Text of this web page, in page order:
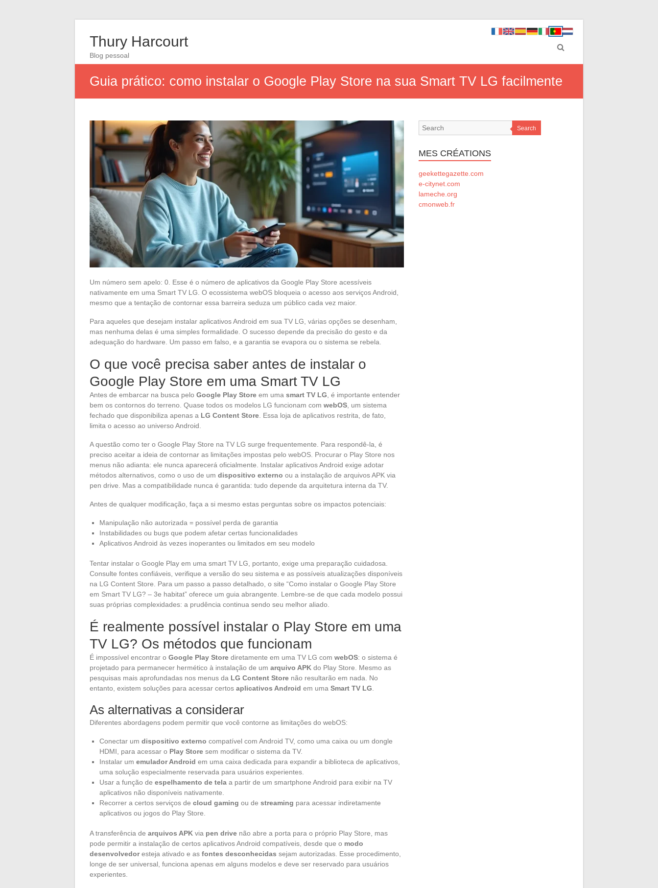
Thury Harcourt
Blog pessoal
Guia prático: como instalar o Google Play Store na sua Smart TV LG facilmente
Um número sem apelo: 0. Esse é o número de aplicativos da Google Play Store acessíveis
nativamente em uma Smart TV LG. O ecossistema webOS bloqueia o acesso aos serviços Android,
mesmo que a tentação de contornar essa barreira seduza um público cada vez maior.
Para aqueles que desejam instalar aplicativos Android em sua TV LG, várias opções se desenham,
mas nenhuma delas é uma simples formalidade. O sucesso depende da precisão do gesto e da
adequação do hardware. Um passo em falso, e a garantia se evapora ou o sistema se rebela.
O que você precisa saber antes de instalar o
Google Play Store em uma Smart TV LG
Antes de embarcar na busca pelo Google Play Store em uma smart TV LG , é importante entender
bem os contornos do terreno. Quase todos os modelos LG funcionam com webOS , um sistema
fechado que disponibiliza apenas a LG Content Store . Essa loja de aplicativos restrita, de fato,
limita o acesso ao universo Android.
A questão como ter o Google Play Store na TV LG surge frequentemente. Para respondê-la, é
preciso aceitar a ideia de contornar as limitações impostas pelo webOS. Procurar o Play Store nos
menus não adianta: ele nunca aparecerá oficialmente. Instalar aplicativos Android exige adotar
métodos alternativos, como o uso de um dispositivo externo ou a instalação de arquivos APK via
pen drive. Mas a compatibilidade nunca é garantida: tudo depende da arquitetura interna da TV.
Antes de qualquer modificação, faça a si mesmo estas perguntas sobre os impactos potenciais:
Manipulação não autorizada = possível perda de garantia
Instabilidades ou bugs que podem afetar certas funcionalidades
Aplicativos Android às vezes inoperantes ou limitados em seu modelo
Tentar instalar o Google Play em uma smart TV LG, portanto, exige uma preparação cuidadosa.
Consulte fontes confiáveis, verifique a versão do seu sistema e as possíveis atualizações disponíveis
na LG Content Store. Para um passo a passo detalhado, o site “Como instalar o Google Play Store
em Smart TV LG? – 3e habitat” oferece um guia abrangente. Lembre-se de que cada modelo possui
suas próprias complexidades: a prudência continua sendo seu melhor aliado.
É realmente possível instalar o Play Store em uma
TV LG? Os métodos que funcionam
É impossível encontrar o Google Play Store diretamente em uma TV LG com webOS: o sistema é
projetado para permanecer hermético à instalação de um arquivo APK do Play Store. Mesmo as
pesquisas mais aprofundadas nos menus da LG Content Store não resultarão em nada. No
entanto, existem soluções para acessar certos aplicativos Android em uma Smart TV LG
As alternativas a considerar
Diferentes abordagens podem permitir que você contorne as limitações do webOS:
Conectar um dispositivo externo compatível com Android TV, como uma caixa ou um dongle
HDMI, para acessar o Play Store sem modificar o sistema da TV.
Instalar um emulador Android em uma caixa dedicada para expandir a biblioteca de aplicativos,
uma solução especialmente reservada para usuários experientes.
Usar a função de espelhamento de tela a partir de um smartphone Android para exibir na TV
aplicativos não disponíveis nativamente.
Recorrer a certos serviços de cloud gaming ou de streaming para acessar indiretamente
aplicativos ou jogos do Play Store.
A transferência de arquivos APK via pen drive não abre a porta para o próprio Play Store, mas
pode permitir a instalação de certos aplicativos Android compatíveis, desde que o modo
desenvolvedoresteja ativado e as fontes desconhecidas sejam autorizadas. Esse procedimento,
longe de ser universal, funciona apenas em alguns modelos e deve ser reservado para usuários
experientes.
Search
MES CRÉATIONS
geekettegazette.com
e-citynet.com
lameche.org
cmonweb.fr